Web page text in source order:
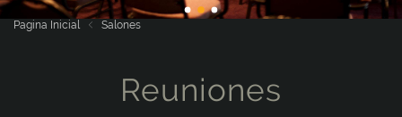
Pagina Inicial Salones
Reuniones